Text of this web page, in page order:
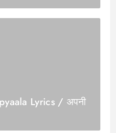
Lyrics / अपनी